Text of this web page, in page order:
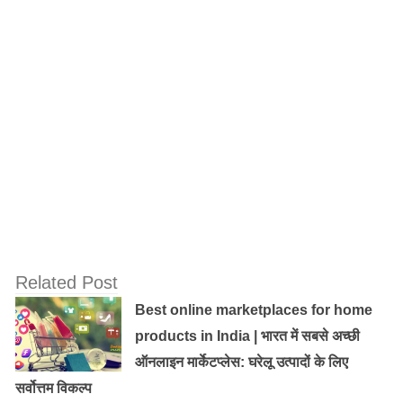
Old Random Post
प्रेगनेंसी के सातवें महीने में लक्षण, बच्चे का विकास और
शारीरिक बदलाव!
Related Post
Best online marketplaces for home
products in India | भारत में सबसे अच्छी
ऑनलाइन मार्केटप्लेस: घरेलू उत्पादों के लिए
सर्वोत्तम विकल्प